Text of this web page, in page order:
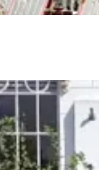
landschap.